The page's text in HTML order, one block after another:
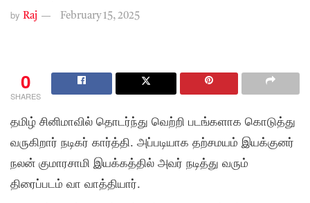
by Raj February 15, 2025
0
SHARES
தமிழ் சினிமாவில் தொடர்ந்து வெற்றி படங்களாக கொடுத்து
வருகிறார் நடிகர் கார்த்தி. அப்படியாக தற்சமயம் இயக்குனர்
நலன் குமாரசாமி இயக்கத்தில் அவர் நடித்து வரும்
திரைப்படம் வா வாத்தியார்.